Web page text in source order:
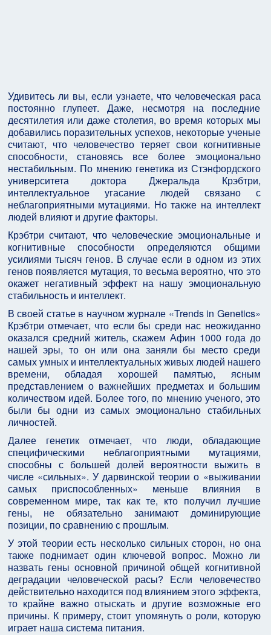
Удивитесь ли вы, если узнаете, что человеческая раса
постоянно глупеет. Даже, несмотря на последние
десятилетия или даже столетия, во время которых мы
добавились поразительных успехов, некоторые ученые
считают, что человечество теряет свои когнитивные
способности, становясь все более эмоционально
нестабильным. По мнению генетика из Стэнфордского
университета доктора Джеральда Крэбтри,
интеллектуальное угасание людей связано с
неблагоприятными мутациями. Но также на интеллект
людей влияют и другие факторы.
Крэбтри считают, что человеческие эмоциональные и
когнитивные способности определяются общими
усилиями тысяч генов. В случае если в одном из этих
генов появляется мутация, то весьма вероятно, что это
окажет негативный эффект на нашу эмоциональную
стабильность и интеллект.
В своей статье в научном журнале «Trends in Genetics»
Крэбтри отмечает, что если бы среди нас неожиданно
оказался средний житель, скажем Афин 1000 года до
нашей эры, то он или она заняли бы место среди
самых умных и интеллектуальных живых людей нашего
времени, обладая хорошей памятью, ясным
представлением о важнейших предметах и большим
количеством идей. Более того, по мнению ученого, это
были бы одни из самых эмоционально стабильных
личностей.
Далее генетик отмечает, что люди, обладающие
специфическими неблагоприятными мутациями,
способны с большей долей вероятности выжить в
числе «сильных». У дарвинской теории о «выживании
самых приспособленных» меньше влияния в
современном мире, так как те, кто получил лучшие
гены, не обязательно занимают доминирующие
позиции, по сравнению с прошлым.
У этой теории есть несколько сильных сторон, но она
также поднимает один ключевой вопрос. Можно ли
назвать гены основной причиной общей когнитивной
деградации человеческой расы? Если человечество
действительно находится под влиянием этого эффекта,
то крайне важно отыскать и другие возможные его
причины. К примеру, стоит упомянуть о роли, которую
играет наша система питания.